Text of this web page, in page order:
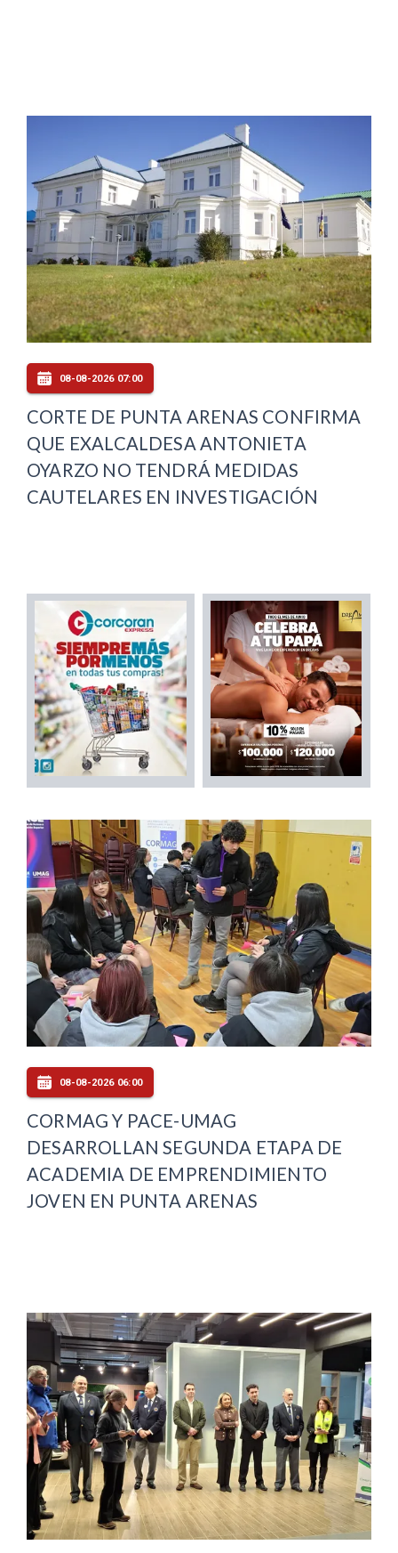
08-08-2026 07:00
CORTE DE PUNTA ARENAS CONFIRMA
QUE EXALCALDESA ANTONIETA
OYARZO NO TENDRÁ MEDIDAS
CAUTELARES EN INVESTIGACIÓN
08-08-2026 06:00
CORMAG Y PACE-UMAG
DESARROLLAN SEGUNDA ETAPA DE
ACADEMIA DE EMPRENDIMIENTO
JOVEN EN PUNTA ARENAS